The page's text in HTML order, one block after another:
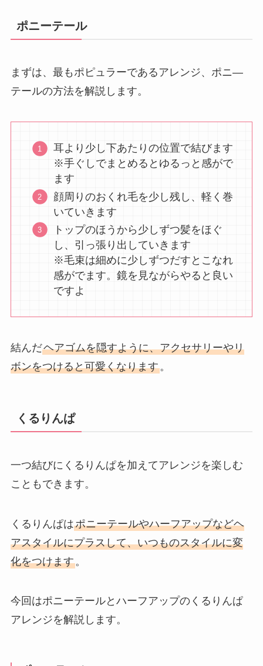
ポニーテール
まずは、最もポピュラーであるアレンジ、ポニ―
テールの方法を解説します。
耳より少し下あたりの位置で結びます
※手ぐしでまとめるとゆるっと感がで
ます
顔周りのおくれ毛を少し残し、軽く巻
いていきます
トップのほうから少しずつ髪をほぐ
し、引っ張り出していきます
※毛束は細めに少しずつだすとこなれ
感がでます。鏡を見ながらやると良い
ですよ
結んだヘアゴムを隠すように、アクセサリーやリ
ボンをつけると可愛くなります。
くるりんぱ
一つ結びにくるりんぱを加えてアレンジを楽しむ
こともできます。
くるりんぱはポニーテールやハーフアップなどヘ
アスタイルにプラスして、いつものスタイルに変
化をつけます。
今回はポニーテールとハーフアップのくるりんぱ
アレンジを解説します。